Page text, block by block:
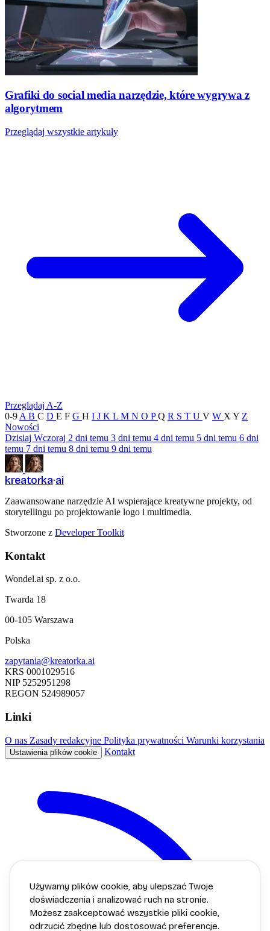
Używamy plików cookie, aby ulepszać Twoje
doświadczenia i analizować ruch na stronie.
Możesz zaakceptować wszystkie pliki cookie,
odrzucić zbędne lub dostosować preferencje.
Grafiki do social media narzędzie, które wygrywa z
algorytmem
Przeglądaj wszystkie artykuły
Przeglądaj A-Z
0-9 A B C D E F G H I J K L M N O PQ R S T U V W X Y Z
Nowości
Dzisiaj Wczoraj 2 dni temu 3 dni temu 4 dni temu 5 dni temu 6 dni
temu 7 dni temu 8 dni temu 9 dni temu
kreatorka ai
Zaawansowane narzędzie AI wspierające kreatywne projekty, od
storytellingu po projektowanie logo i multimedia.
Stworzone z Developer Toolkit
Kontakt
Wondel.ai sp. z o.o.
Twarda 18
00-105 Warszawa
Polska
zapytania@kreatorka.ai
KRS 0001029516
NIP 5252951298
REGON 524989057
Linki
O nas Zasady redakcyjne Polityka prywatności Warunki korzystania
Ustawienia plików cookie Kontakt